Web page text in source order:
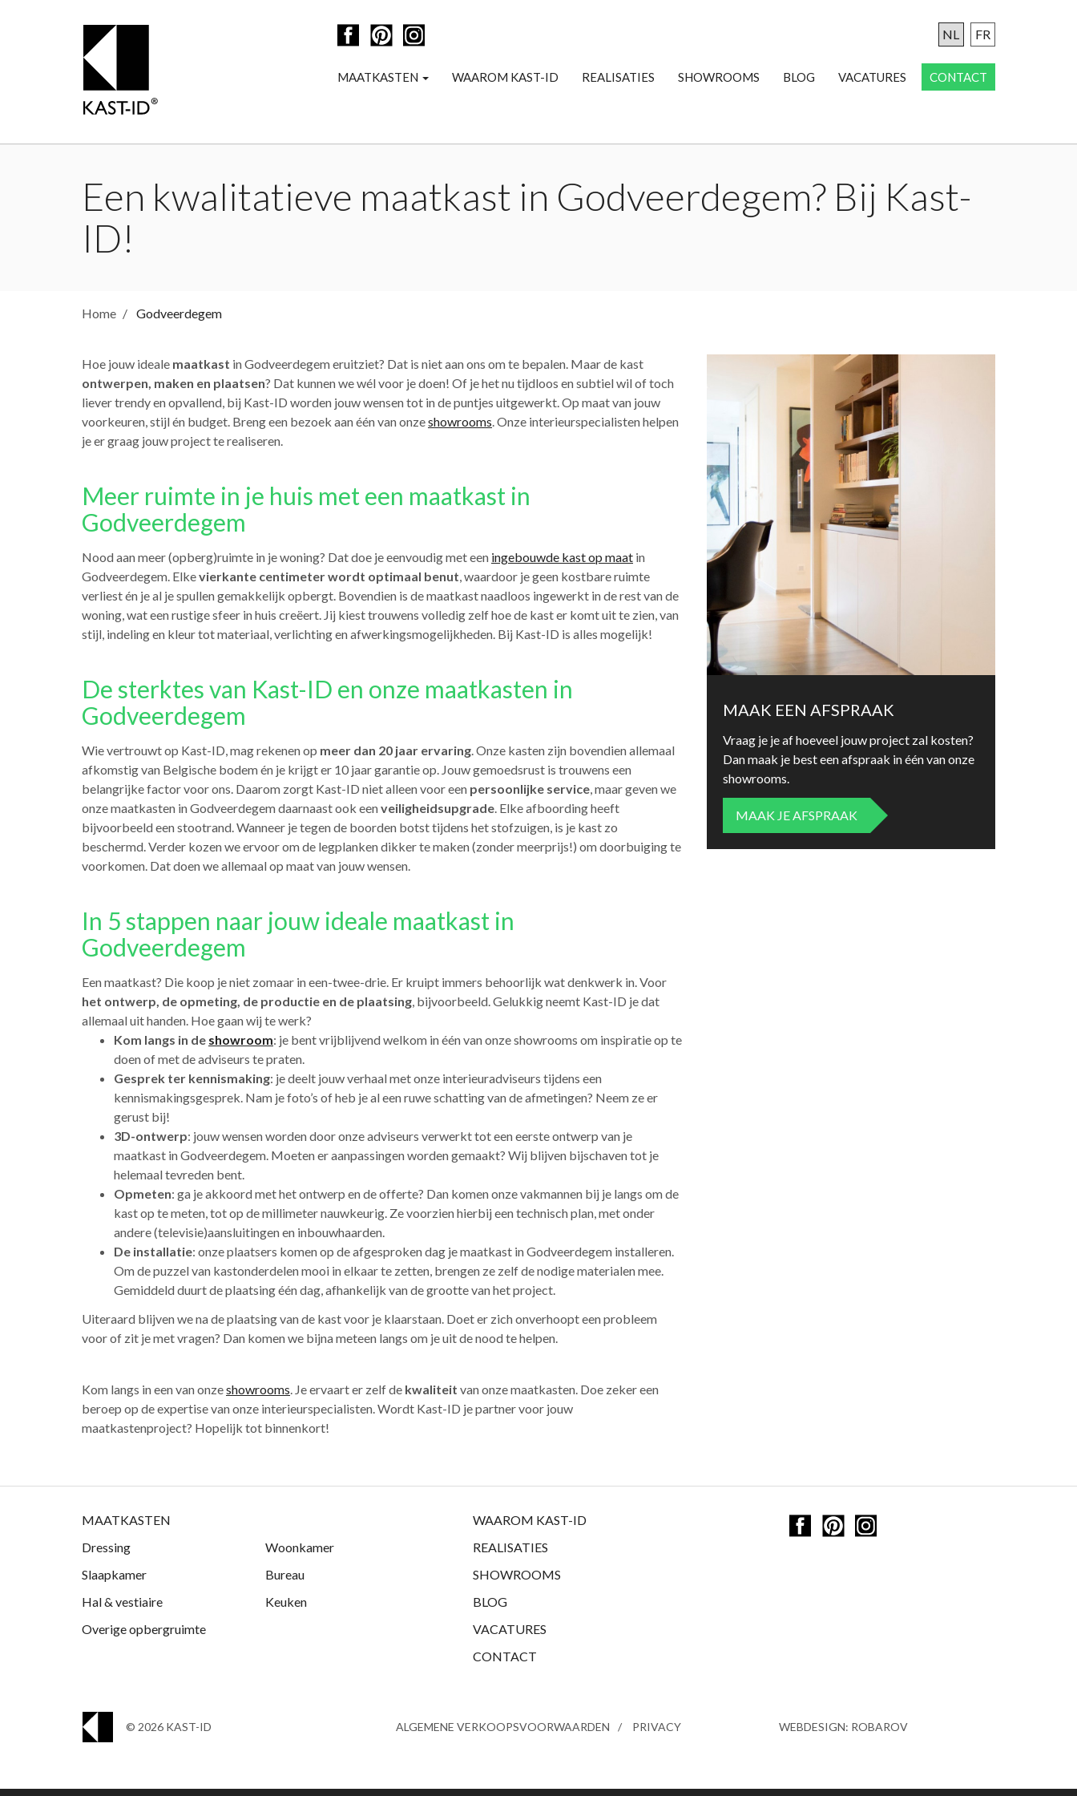
MAATKASTEN WAAROM KAST-ID REALISATIES SHOWROOMS BLOG VACATURES CONTACT
NL FR
Een kwalitatieve maatkast in Godveerdegem? Bij Kast-
ID!
Home Godveerdegem
Hoe jouw ideale maatkast in Godveerdegem eruitziet? Dat is niet aan ons om te bepalen. Maar de kast
ontwerpen, maken en plaatsen? Dat kunnen we wél voor je doen! Of je het nu tijdloos en subtiel wil of toch
liever trendy en opvallend, bij Kast-ID worden jouw wensen tot in de puntjes uitgewerkt. Op maat van jouw
voorkeuren, stijl én budget. Breng een bezoek aan één van onzeshowrooms. Onze interieurspecialisten helpen
je er graag jouw project te realiseren.
Meer ruimte in je huis met een maatkast in
Godveerdegem
Nood aan meer (opberg)ruimte in je woning? Dat doe je eenvoudig met een ingebouwde kast op maat in
Godveerdegem. Elkevierkante centimeter wordt optimaal benut, waardoor je geen kostbare ruimte
verliest én je al je spullen gemakkelijk opbergt. Bovendien is de maatkast naadloos ingewerkt in de rest van de
woning, wat een rustige sfeer in huis creëert. Jij kiest trouwens volledig zelf hoe de kast er komt uit te zien, van
stijl, indeling en kleur tot materiaal, verlichting en afwerkingsmogelijkheden. Bij Kast-ID is alles mogelijk!
De sterktes van Kast-ID en onze maatkasten in
Godveerdegem
Wie vertrouwt op Kast-ID, mag rekenen op meer dan 20 jaar ervaring. Onze kasten zijn bovendien allemaal
afkomstig van Belgische bodem én je krijgt er 10 jaar garantie op. Jouw gemoedsrust is trouwens een
belangrijke factor voor ons. Daarom zorgt Kast-ID niet alleen voor een persoonlijke service, maar geven we
onze maatkasten in Godveerdegem daarnaast ook eenveiligheidsupgrade. Elke afboording heeft
bijvoorbeeld een stootrand. Wanneer je tegen de boorden botst tijdens het stofzuigen, is je kast zo
beschermd. Verder kozen we ervoor om de legplanken dikker te maken (zonder meerprijs!) om doorbuiging te
voorkomen. Dat doen we allemaal op maat van jouw wensen.
In 5 stappen naar jouw ideale maatkast in
Godveerdegem
Een maatkast? Die koop je niet zomaar in een-twee-drie. Er kruipt immers behoorlijk wat denkwerk in. Voor
het ontwerp, de opmeting, de productie en de plaatsing, bijvoorbeeld. Gelukkig neemt Kast-ID je dat
allemaal uit handen. Hoe gaan wij te werk?
Kom langs in de showroom: je bent vrijblijvend welkom in één van onze showrooms om inspiratie op te
doen of met de adviseurs te praten.
Gesprek ter kennismaking: je deelt jouw verhaal met onze interieuradviseurs tijdens een
kennismakingsgesprek. Nam je foto’s of heb je al een ruwe schatting van de afmetingen? Neem ze er
gerust bij!
3D-ontwerp: jouw wensen worden door onze adviseurs verwerkt tot een eerste ontwerp van je
maatkast in Godveerdegem. Moeten er aanpassingen worden gemaakt? Wij blijven bijschaven tot je
helemaal tevreden bent.
Opmeten: ga je akkoord met het ontwerp en de offerte? Dan komen onze vakmannen bij je langs om de
kast op te meten, tot op de millimeter nauwkeurig. Ze voorzien hierbij een technisch plan, met onder
andere (televisie)aansluitingen en inbouwhaarden.
De installatie: onze plaatsers komen op de afgesproken dag je maatkast in Godveerdegem installeren.
Om de puzzel van kastonderdelen mooi in elkaar te zetten, brengen ze zelf de nodige materialen mee.
Gemiddeld duurt de plaatsing één dag, afhankelijk van de grootte van het project.
Uiteraard blijven we na de plaatsing van de kast voor je klaarstaan. Doet er zich onverhoopt een probleem
voor of zit je met vragen? Dan komen we bijna meteen langs om je uit de nood te helpen.
Kom langs in een van onzeshowrooms. Je ervaart er zelf de kwaliteit van onze maatkasten. Doe zeker een
beroep op de expertise van onze interieurspecialisten. Wordt Kast-ID je partner voor jouw
maatkastenproject? Hopelijk tot binnenkort!
MAAK EEN AFSPRAAK
Vraag je je af hoeveel jouw project zal kosten?
Dan maak je best een afspraak in één van onze
showrooms.
MAAK JE AFSPRAAK
MAATKASTEN
Dressing
Woonkamer
Slaapkamer
Bureau
Hal & vestiaire
Keuken
Overige opbergruimte
WAAROM KAST-ID
REALISATIES
SHOWROOMS
BLOG
VACATURES
CONTACT
© 2026 KAST-ID ALGEMENE VERKOOPSVOORWAARDEN PRIVACY WEBDESIGN: ROBAROV